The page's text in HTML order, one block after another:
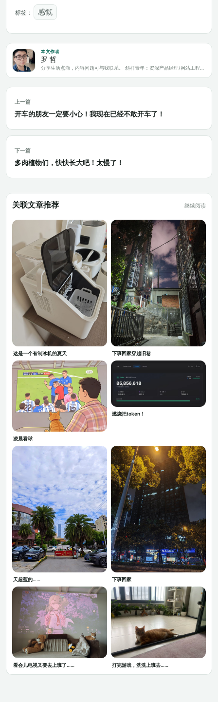
标签： 感慨
本文作者
罗 哲
上一篇
开车的朋友一定要小心！我现在已经不敢开车了！
下一篇
多肉植物们，快快长大吧！太慢了！
关联文章推荐 继续阅读
这是一个有制冰机的夏天 下班回家穿越旧巷
凌晨看球
燃烧把token！
天超蓝的…… 下班回家
看会儿电视又要去上班了…… 打完游戏，洗洗上班去……